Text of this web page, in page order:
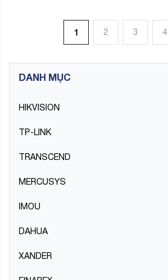
1 2 3 4
DANH MỤC
HIKVISION
TP-LINK
TRANSCEND
MERCUSYS
IMOU
DAHUA
XANDER